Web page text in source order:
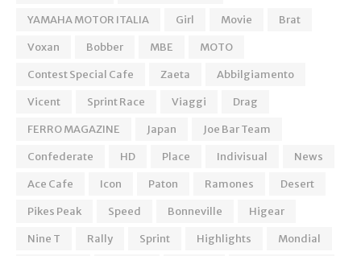
YAMAHA MOTOR ITALIA
Girl Movie
Brat
Voxan
Bobber MBE
MOTO
Contest Special Cafe
Zaeta
Abbilgiamento
Vicent
Sprint Race Viaggi
Drag
FERRO MAGAZINE
Japan
Joe Bar Team
Confederate
HD Place Indivisual
News
Ace Cafe
Icon Paton Ramones
Desert
Pikes Peak
Speed Bonneville
Higear
Nine T
Rally Sprint Highlights
Mondial